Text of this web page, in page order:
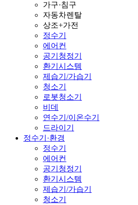
가구·침구
자동차렌탈
상조+가전
정수기
에어컨
공기청정기
환기시스템
제습기/가습기
청소기
로봇청소기
비데
연수기/이온수기
드라이기
정수기·환경
정수기
에어컨
공기청정기
환기시스템
제습기/가습기
청소기